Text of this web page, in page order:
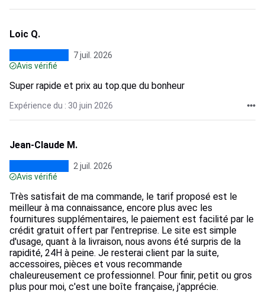
Loic Q.
7 juil. 2026
Avis vérifié
Super rapide et prix au top.que du bonheur
Expérience du : 30 juin 2026
Jean-Claude M.
2 juil. 2026
Avis vérifié
Très satisfait de ma commande, le tarif proposé est le
meilleur à ma connaissance, encore plus avec les
fournitures supplémentaires, le paiement est facilité par le
crédit gratuit offert par l'entreprise. Le site est simple
d'usage, quant à la livraison, nous avons été surpris de la
rapidité, 24H à peine. Je resterai client par la suite,
accessoires, pièces et vous recommande
chaleureusement ce professionnel. Pour finir, petit ou gros
plus pour moi, c'est une boîte française, j'apprécie.